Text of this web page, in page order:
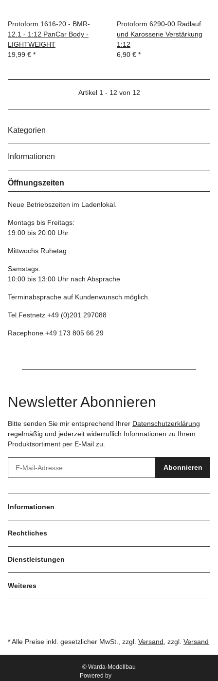
Protoform 1616-20 - BMR-
12.1 - 1:12 PanCar Body -
LIGHTWEIGHT
19,99 € *
Protoform 6290-00 Radlauf
und Karosserie Verstärkung
1:12
6,90 € *
Artikel 1 - 12 von 12
Kategorien
Informationen
Öffnungszeiten
Neue Betriebszeiten im Ladenlokal.
Montags bis Freitags:
19:00 bis 20:00 Uhr
Mittwochs Ruhetag
Samstags:
10:00 bis 13:00 Uhr nach Absprache
Terminabsprache auf Kundenwunsch möglich.
Tel.Festnetz +49 (0)201 297088
Racephone +49 173 805 66 29
Newsletter Abonnieren
Bitte senden Sie mir entsprechend Ihrer Datenschutzerklärung
regelmäßig und jederzeit widerruflich Informationen zu Ihrem
Produktsortiment per E-Mail zu.
Abonnieren
Informationen
Rechtliches
Dienstleistungen
Weiteres
* Alle Preise inkl. gesetzlicher MwSt., zzgl. Versand , zzgl. Versand
© Warda-Modellbau
Powered by